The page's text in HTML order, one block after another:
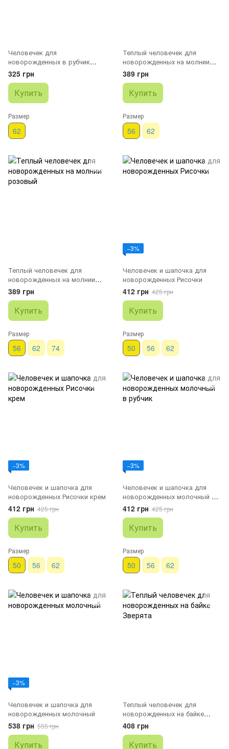
Человечек для
новорожденных в рубчик
молочный
325 грн
Купить
Размер
62
Теплый человечек для
новорожденных на молнии
Коала
389 грн
Купить
Размер
56 62
Теплый человечек для
новорожденных на молнии
розовый
389 грн
Купить
Размер
56 62 74
−3%
Человечек и шапочка для
новорожденных Рисочки
412 грн 425 грн
Купить
Размер
50 56 62
−3%
Человечек и шапочка для
новорожденных Рисочки крем
412 грн 425 грн
Купить
Размер
50 56 62
−3%
Человечек и шапочка для
новорожденных молочный в
рубчик
412 грн 425 грн
Купить
Размер
50 56 62
−3%
Человечек и шапочка для
новорожденных молочный
538 грн 555 грн
Купить
Теплый человечек для
новорожденных на байке
Зверята
408 грн
Купить